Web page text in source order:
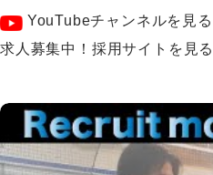
YouTubeチャンネルを見る
求人募集中！採用サイトを見る